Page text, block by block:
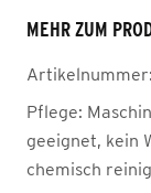
MEHR ZUM
Artikelnummer:
Pflege:
geeignet, kein
chemisch